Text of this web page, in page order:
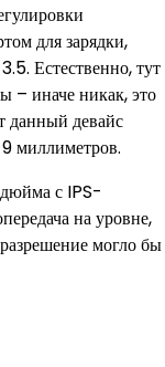
для зарядки,
Естественно, тут
– иначе никак, это
данный девайс
миллиметров.
с IPS-
на уровне,
могло бы